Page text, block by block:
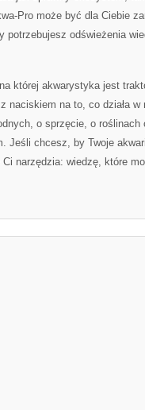
Pro może być dla Ciebie
potrzebujesz odświeżenia
której akwarystyka jest
naciskiem na to, co działa
o sprzęcie, o
Jeśli chcesz, by Twoje
Ci narzędzia: wiedzę, które